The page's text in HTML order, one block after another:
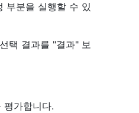
부분을 실행할 수 있
택 결과를 "결과" 보
평가합니다.